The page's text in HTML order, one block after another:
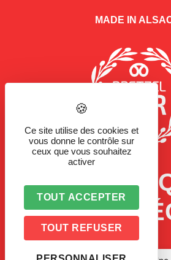
MADE IN
LA
D'UNE
Ce site utilise des cookies et
vous donne le contrôle sur
ceux que vous souhaitez
activer
TOUT ACCEPTER
TOUT REFUSER